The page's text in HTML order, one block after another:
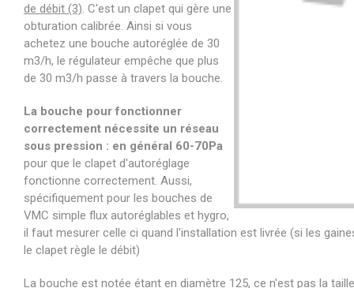
de débit (3). C'est un clapet qui gère une
obturation calibrée. Ainsi si vous
achetez une bouche autoréglée de 30
m3/h, le régulateur empêche que plus
de 30 m3/h passe à travers la bouche.
La bouche pour fonctionner
correctement nécessite un réseau
sous pression : en général 60-70Pa
pour que le clapet d'autoréglage
fonctionne correctement. Aussi,
spécifiquement pour les bouches de
VMC simple flux autoréglables et hygro,
il faut mesurer celle ci quand l'installation est livrée (si les
le clapet règle le débit)
La bouche est notée étant en diamètre 125, ce n'est pas la